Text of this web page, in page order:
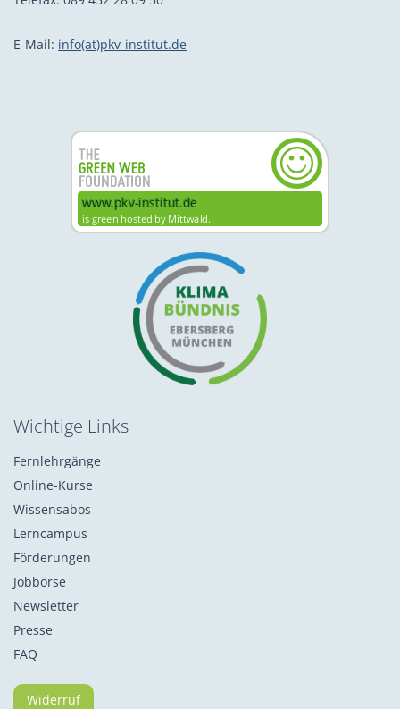
E-Mail: info(at)pkv-institut.de
Wichtige Links
Fernlehrgänge
Online-Kurse
Wissensabos
Lerncampus
Förderungen
Jobbörse
Newsletter
Presse
FAQ
Widerruf